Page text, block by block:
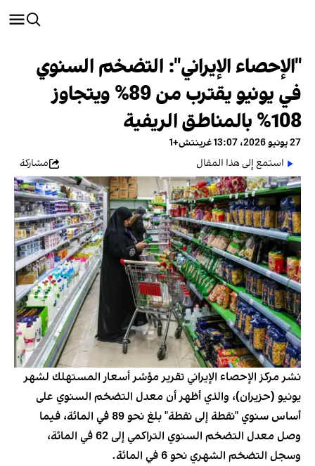
"الإحصاء الإيراني": التضخم السنوي
في يونيو يقترب من 89% ويتجاوز
108% بالمناطق الريفية
27 يونيو 2026، 13:07 غرينتش+1
استمع إلى هذا المقال
مشاركة
نشر مركز الإحصاء الإيراني تقرير مؤشر أسعار المستهلك لشهر
يونيو (حزيران)، والذي أظهر أن معدل التضخم السنوي على
أساس سنوي "نقطة إلى نقطة" بلغ نحو 89 في المائة، فيما
وصل معدل التضخم السنوي التراكمي إلى 62 في المائة،
وسجل التضخم الشهري نحو 6 في المائة.